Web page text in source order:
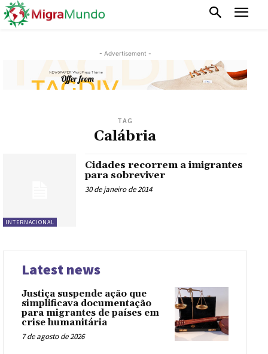
- Advertisement -
TAG
Calábria
INTERNACIONAL
Cidades recorrem a imigrantes
para sobreviver
30 de janeiro de 2014
Latest news
Justiça suspende ação que
simplificava documentação
para migrantes de países em
crise humanitária
7 de agosto de 2026